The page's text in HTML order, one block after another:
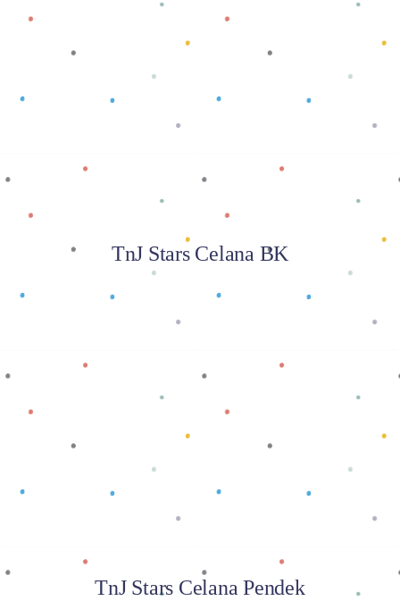
TnJ Stars Celana BK
Baca selengkapnya
TnJ Stars Celana Pendek